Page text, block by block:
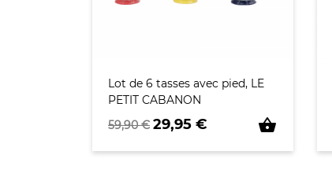
Lot de 6 tasses avec pied, LE
PETIT CABANON
Prix de base
59,90 € Prix
29,95 € shopping_basket